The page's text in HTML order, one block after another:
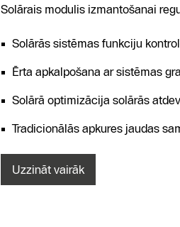
Solārais modulis izmantošanai
Solārās sistēmas funkciju
Ērta apkalpošana ar sistēmas
Solārā optimizācija solārās
Tradicionālās apkures jaudas
Uzzināt vairāk